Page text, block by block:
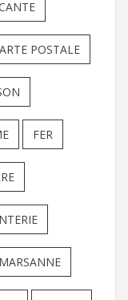
POSTALE
FER
MARSANNE